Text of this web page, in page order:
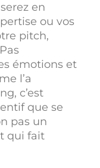
en
ou vos
pitch,
émotions et
l’a
c’est
que se
pas un
qui fait